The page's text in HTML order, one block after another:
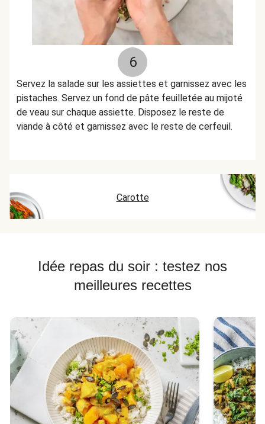
6
Servez la salade sur les assiettes et garnissez avec les
pistaches. Servez un fond de pâte feuilletée au mijoté
de veau sur chaque assiette. Disposez le reste de
viande à côté et garnissez avec le reste de cerfeuil.
Carotte
Idée repas du soir : testez nos
meilleures recettes